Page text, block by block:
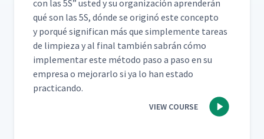
con las 5S” ust­ed y su orga­ni­zación apren­derán
qué son las 5S, dónde se orig­inó este con­cep­to
y porqué sig­nif­i­can más que sim­ple­mente tar­eas
de limpieza y al final tam­bién sabrán cómo
imple­men­tar este méto­do paso a paso en su
empre­sa o mejo­rar­lo si ya lo han esta­do
practicando.
VIEW COURSE